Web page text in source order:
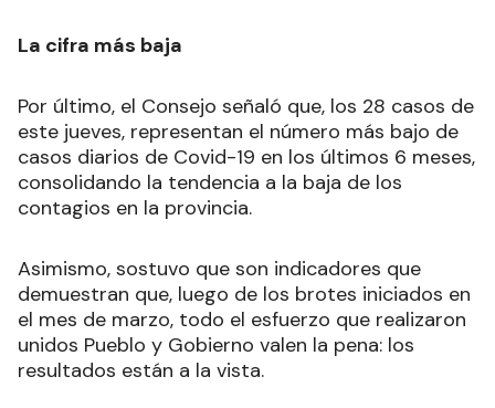
La cifra más baja
Por último, el Consejo señaló que, los 28 casos de
este jueves, representan el número más bajo de
casos diarios de Covid-19 en los últimos 6 meses,
consolidando la tendencia a la baja de los
contagios en la provincia.
Asimismo, sostuvo que son indicadores que
demuestran que, luego de los brotes iniciados en
el mes de marzo, todo el esfuerzo que realizaron
unidos Pueblo y Gobierno valen la pena: los
resultados están a la vista.